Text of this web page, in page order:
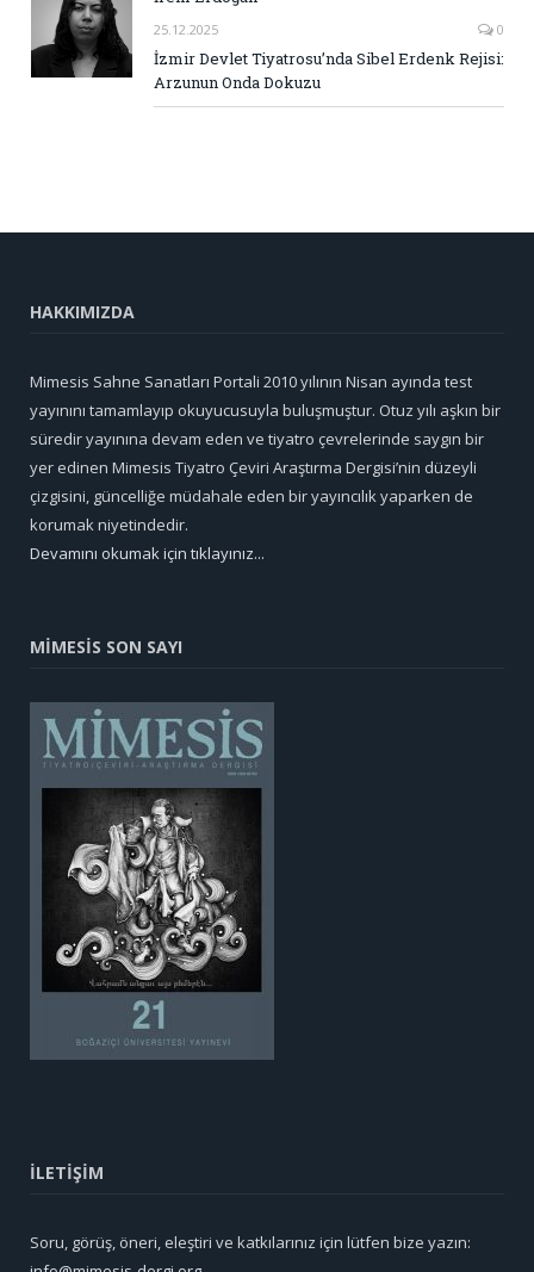
25.12.2025 0
İzmir Devlet Tiyatrosu’nda Sibel Erdenk Rejisi:
Arzunun Onda Dokuzu
HAKKIMIZDA
Mimesis Sahne Sanatları Portali 2010 yılının Nisan ayında test
yayınını tamamlayıp okuyucusuyla buluşmuştur. Otuz yılı aşkın bir
süredir yayınına devam eden ve tiyatro çevrelerinde saygın bir
yer edinen Mimesis Tiyatro Çeviri Araştırma Dergisi’nin düzeyli
çizgisini, güncelliğe müdahale eden bir yayıncılık yaparken de
korumak niyetindedir.
Devamını okumak için tıklayınız...
MİMESİS SON SAYI
İLETİŞİM
Soru, görüş, öneri, eleştiri ve katkılarınız için lütfen bize yazın: